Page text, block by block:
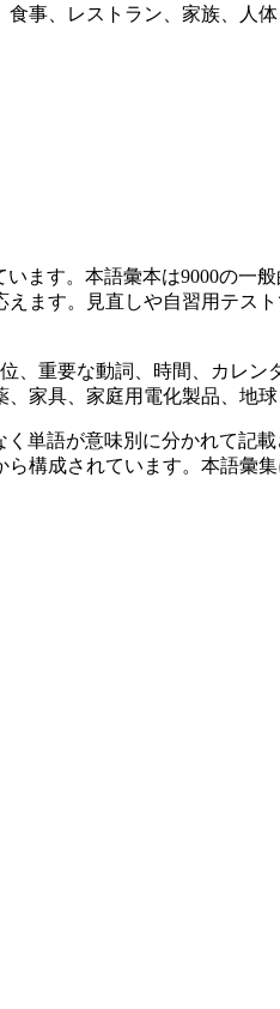
事、レストラン、家族、人
ます。本語彙本は9000の
ます。見直しや自習用テス
重要な動詞、時間、カレ
家具、家庭用電化製品、地
単語が意味別に分かれて記
構成されています。本語彙